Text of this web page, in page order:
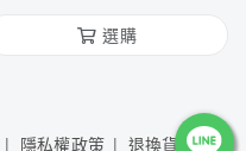
選購
隱私權政策 退換貨說明